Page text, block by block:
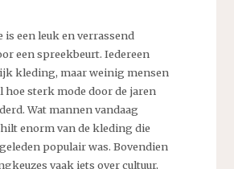
is een leuk en verrassend
een spreekbeurt. Iedereen
kleding, maar weinig mensen
hoe sterk mode door de jaren
Wat mannen vandaag
enorm van de kleding die
populair was. Bovendien
vaak iets over cultuur,